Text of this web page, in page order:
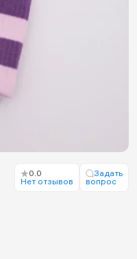
0.0
Нет отзывов
Задать
вопрос